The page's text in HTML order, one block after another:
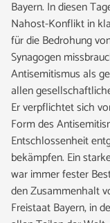
Bayern. In diesen
Nahost-Konflikt in
für die Bedrohung
Synagogen
Antisemitismus als
allen
Er verpflichtet sich
Form des
Entschlossenheit
bekämpfen. Ein
war immer fester
den Zusammenhalt
Freistaat Bayern, in